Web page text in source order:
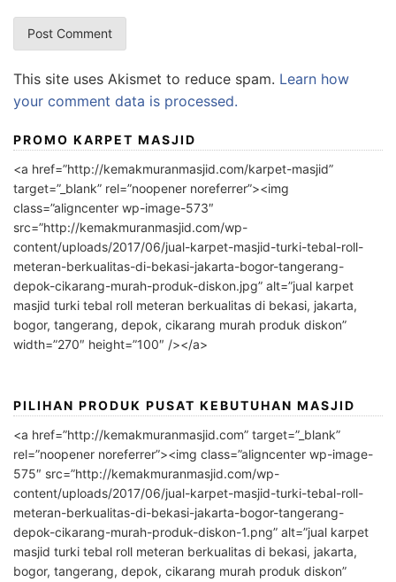
This site uses Akismet to reduce spam. Learn how
your comment data is processed.
PROMO KARPET MASJID
<a href=”http://kemakmuranmasjid.com/karpet-masjid”
target=”_blank” rel=”noopener noreferrer”><img
class=”aligncenter wp-image-573″
src=”http://kemakmuranmasjid.com/wp-
content/uploads/2017/06/jual-karpet-masjid-turki-tebal-roll-
meteran-berkualitas-di-bekasi-jakarta-bogor-tangerang-
depok-cikarang-murah-produk-diskon.jpg” alt=”jual karpet
masjid turki tebal roll meteran berkualitas di bekasi, jakarta,
bogor, tangerang, depok, cikarang murah produk diskon”
width=”270″ height=”100″ /></a>
PILIHAN PRODUK PUSAT KEBUTUHAN MASJID
<a href=”http://kemakmuranmasjid.com” target=”_blank”
rel=”noopener noreferrer”><img class=”aligncenter wp-image-
575″ src=”http://kemakmuranmasjid.com/wp-
content/uploads/2017/06/jual-karpet-masjid-turki-tebal-roll-
meteran-berkualitas-di-bekasi-jakarta-bogor-tangerang-
depok-cikarang-murah-produk-diskon-1.png” alt=”jual karpet
masjid turki tebal roll meteran berkualitas di bekasi, jakarta,
bogor, tangerang, depok, cikarang murah produk diskon”